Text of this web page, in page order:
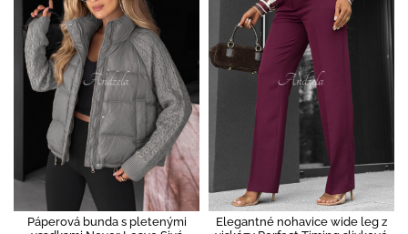
Páperová bunda s pletenými
Elegantné nohavice wide leg z